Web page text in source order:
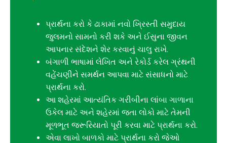
પ્રાર્થના કરો કે ઢાકામાં નવો ખ્રિસ્તી સમુદાય
જુલમનો સામનો કરી શકે અને ઈસુના જીવન
આપનાર સંદેશને શેર કરવાનું ચાલુ રાખે.
બંગાળી ભાષામાં લેખિત અને રેકોર્ડ કરેલ ગ્રંથની
વહેંચણીને સમર્થન આપવા માટે સંસાધનો માટે
પ્રાર્થના કરો.
આ શહેરમાં આત્યંતિક ગરીબીના લાંબા ગાળાના
ઉકેલ માટે અને શહેરમાં જતા લોકો માટે તેમની
મૂળભૂત જરૂરિયાતો પૂરી કરવા માટે પ્રાર્થના કરો.
એવા લાખો બાળકો માટે પ્રાર્થના કરો જેઓ